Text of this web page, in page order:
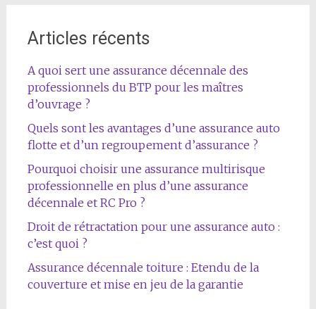
Articles récents
A quoi sert une assurance décennale des
professionnels du BTP pour les maîtres
d’ouvrage ?
Quels sont les avantages d’une assurance auto
flotte et d’un regroupement d’assurance ?
Pourquoi choisir une assurance multirisque
professionnelle en plus d’une assurance
décennale et RC Pro ?
Droit de rétractation pour une assurance auto :
c’est quoi ?
Assurance décennale toiture : Etendu de la
couverture et mise en jeu de la garantie